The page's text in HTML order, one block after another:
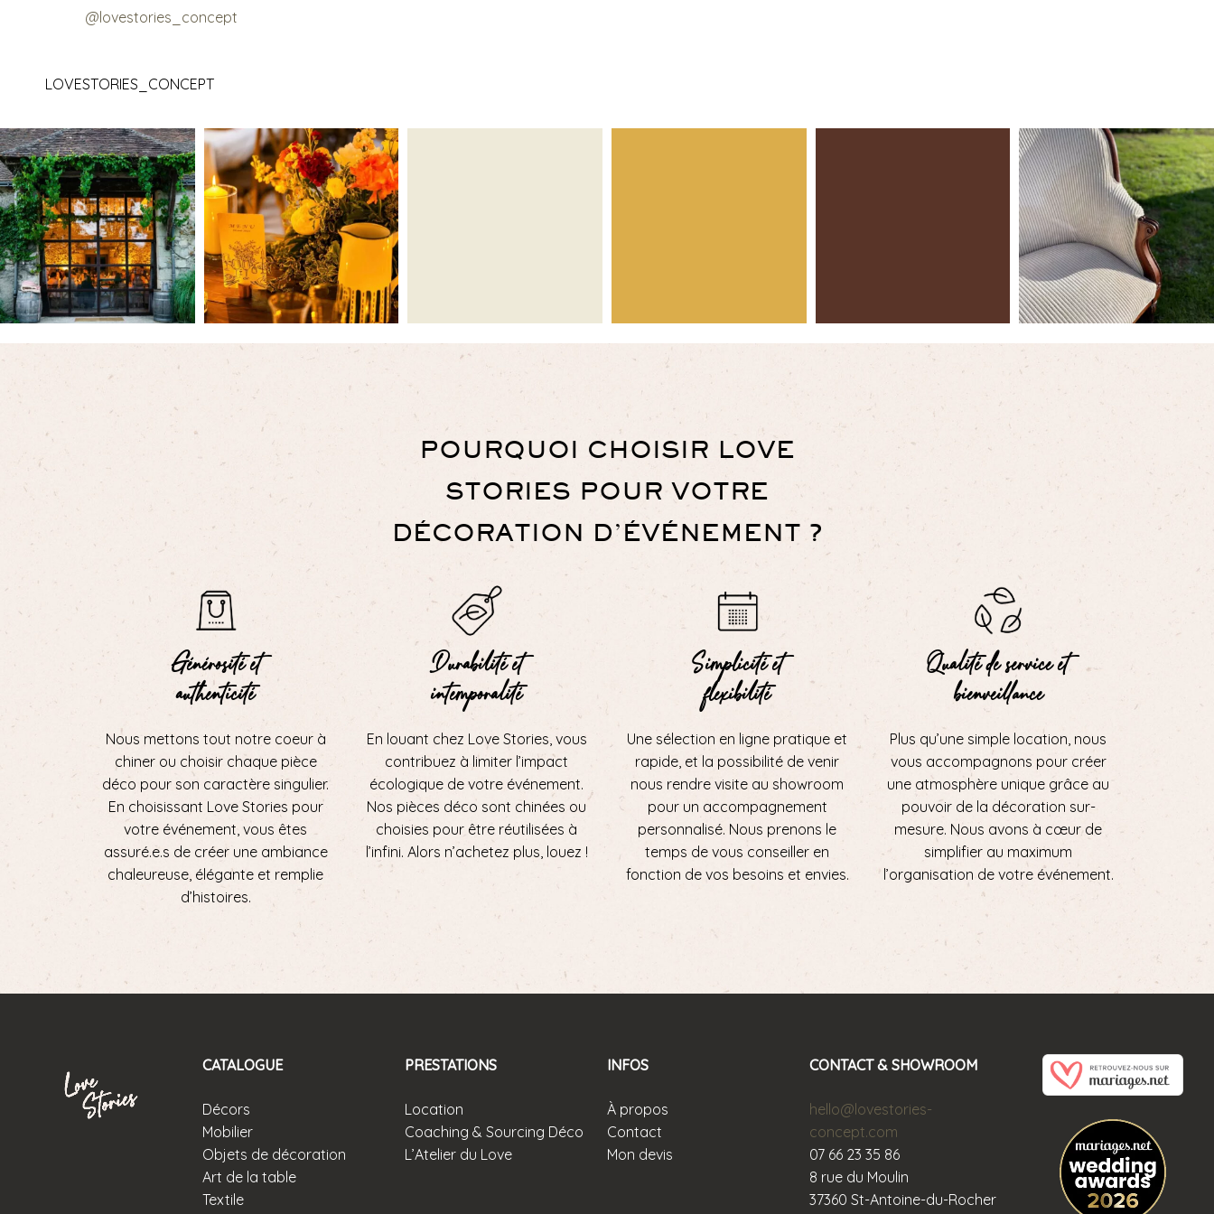
@lovestories_concept
LOVESTORIES_CONCEPT
POURQUOI CHOISIR LOVE
STORIES POUR VOTRE
DÉCORATION D’ÉVÉNEMENT ?
Générosité et
authenticité
Nous mettons tout notre coeur à
chiner ou choisir chaque pièce
déco pour son caractère singulier.
En choisissant Love Stories pour
votre événement, vous êtes
assuré.e.s de créer une ambiance
chaleureuse, élégante et remplie
d’histoires.
Durabilité et
intemporalité
En louant chez Love Stories, vous
contribuez à limiter l’impact
écologique de votre événement.
Nos pièces déco sont chinées ou
choisies pour être réutilisées à
l’infini. Alors n’achetez plus, louez !
Simplicité et
flexibilité
Une sélection en ligne pratique et
rapide, et la possibilité de venir
nous rendre visite au showroom
pour un accompagnement
personnalisé. Nous prenons le
temps de vous conseiller en
fonction de vos besoins et envies.
Qualité de service et
bienveillance
Plus qu’une simple location, nous
vous accompagnons pour créer
une atmosphère unique grâce au
pouvoir de la décoration sur-
mesure. Nous avons à cœur de
simplifier au maximum
l’organisation de votre événement.
CATALOGUE
Décors
Mobilier
Objets de décoration
Art de la table
Textile
PRESTATIONS
Location
Coaching & Sourcing Déco
L’Atelier du Love
INFOS
À propos
Contact
Mon devis
CONTACT & SHOWROOM
hello@lovestories-
concept.com
07 66 23 35 86
8 rue du Moulin
37360 St-Antoine-du-Rocher